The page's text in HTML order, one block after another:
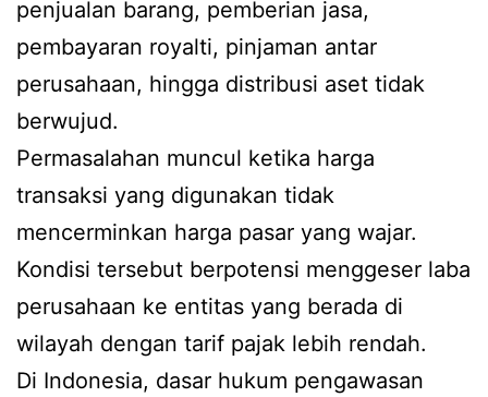
penjualan barang, pemberian jasa,
pembayaran royalti, pinjaman antar
perusahaan, hingga distribusi aset tidak
berwujud.
Permasalahan muncul ketika harga
transaksi yang digunakan tidak
mencerminkan harga pasar yang wajar.
Kondisi tersebut berpotensi menggeser laba
perusahaan ke entitas yang berada di
wilayah dengan tarif pajak lebih rendah.
Di Indonesia, dasar hukum pengawasan